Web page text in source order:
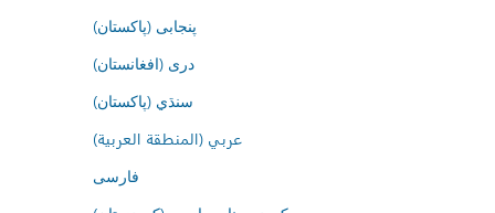
پنجابی (پاکستان)
درى (افغانستان)
سنڌي (پاکستان)
عربي (المنطقة العربية)
فارسى